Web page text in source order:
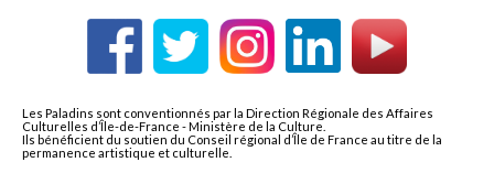
Les Paladins sont conventionnés par la Direction Régionale des Affaires
Culturelles d’Île-de-France - Ministère de la Culture.
Ils bénéficient du soutien du Conseil régional d’Île de France au titre de la
permanence artistique et culturelle.